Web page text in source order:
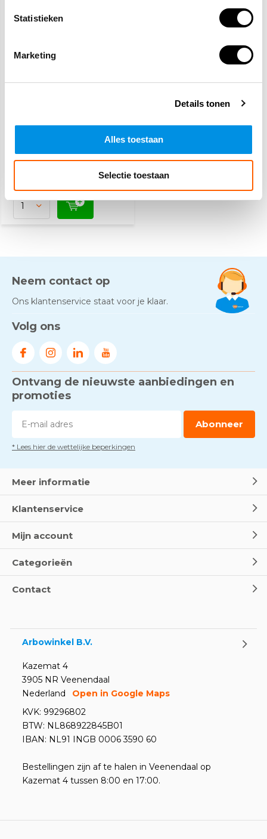
Statistieken
Marketing
Details tonen
Alles toestaan
Selectie toestaan
Neem contact op
Ons klantenservice staat voor je klaar.
Volg ons
Ontvang de nieuwste aanbiedingen en
promoties
Abonneer
* Lees hier de wettelijke beperkingen
Meer informatie
Klantenservice
Mijn account
Categorieën
Contact
Arbowinkel B.V.
Kazemat 4
3905 NR Veenendaal
Nederland
Open in Google Maps
KVK: 99296802
BTW: NL868922845B01
IBAN: NL91 INGB 0006 3590 60
Bestellingen zijn af te halen in Veenendaal op
Kazemat 4 tussen 8:00 en 17:00.